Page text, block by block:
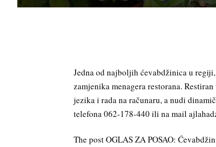
Jedna od najboljih ćevabdžinica u
zamjenika menagera restorana.
jezika i rada na računaru, a nudi
telefona 062-178-440 ili na mail
The post OGLAS ZA POSAO: